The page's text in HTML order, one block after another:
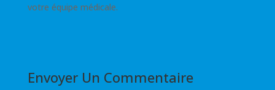
votre équipe médicale.
Envoyer Un Commentaire